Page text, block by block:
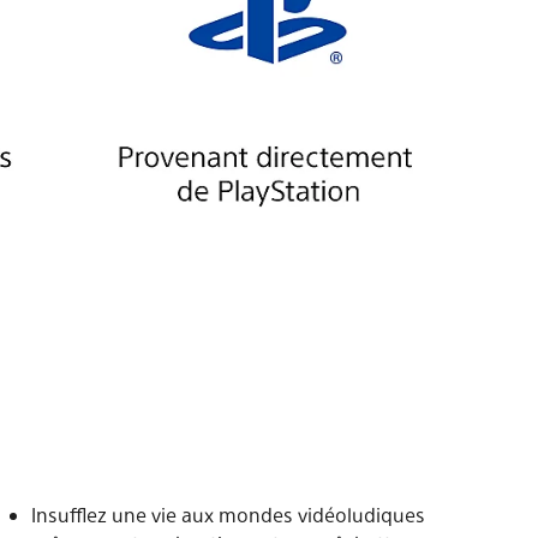
Insufflez une vie aux mondes vidéoludiques